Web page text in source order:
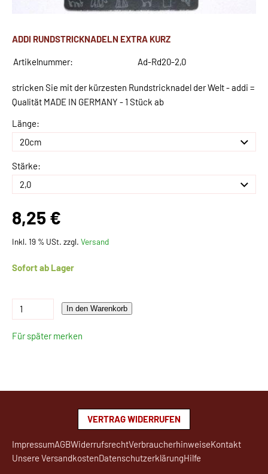
ADDI RUNDSTRICKNADELN EXTRA KURZ
Artikelnummer: Ad-Rd20-2,0
stricken Sie mit der kürzesten Rundstricknadel der Welt - addi =
Qualität MADE IN GERMANY - 1 Stück ab
Länge:
Stärke:
8,25 €
Inkl. 19 % USt. zzgl. Versand
Sofort ab Lager
In den Warenkorb
Für später merken
VERTRAG WIDERRUFEN
ImpressumAGBWiderrufsrechtVerbraucherhinweiseKontakt
Unsere VersandkostenDatenschutzerklärungHilfe